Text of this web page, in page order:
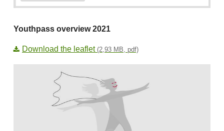
Youthpass overview 2021
Download the leaflet (2,93 MB, pdf)